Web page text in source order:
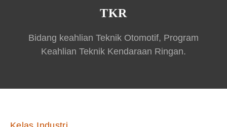
TKR
Bidang keahlian Teknik Otomotif, Program
Keahlian Teknik Kendaraan Ringan.